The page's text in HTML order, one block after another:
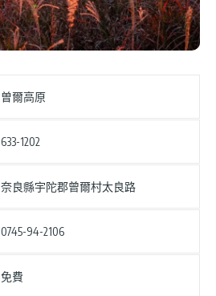
曽爾高原
633-1202
奈良縣宇陀郡曾爾村太良路
0745-94-2106
免費